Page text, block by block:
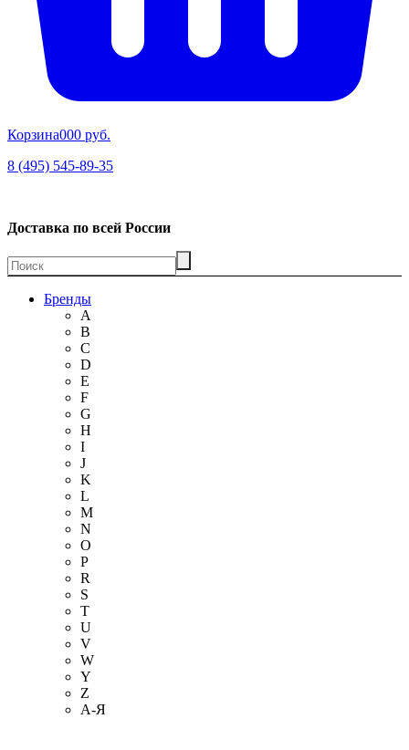
Корзина000 руб.
8 (495) 545-89-35
Доставка по всей России
Бренды
A
B
C
D
E
F
G
H
I
J
K
L
M
N
O
P
R
S
T
U
V
W
Y
Z
А-Я